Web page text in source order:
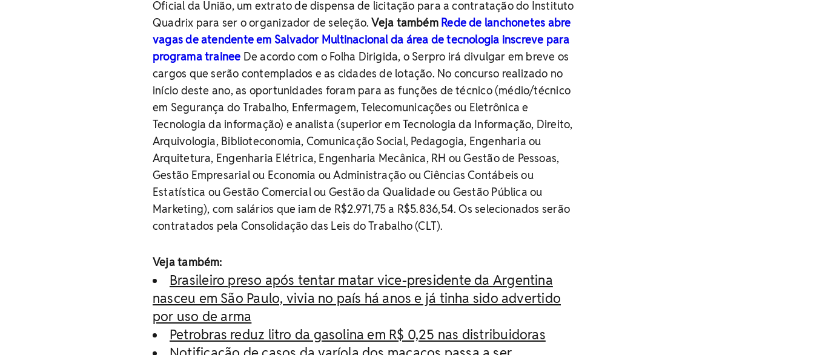
Oficial da União, um extrato de dispensa de licitação para a contratação do Instituto
Quadrix para ser o organizador de seleção.Veja também Rede de lanchonetes abre
vagas de atendente em Salvador Multinacional da área de tecnologia inscreve para
programa trainee De acordo com o Folha Dirigida, o Serpro irá divulgar em breve os
cargos que serão contemplados e as cidades de lotação. No concurso realizado no
início deste ano, as oportunidades foram para as funções de técnico (médio/técnico
em Segurança do Trabalho, Enfermagem, Telecomunicações ou Eletrônica e
Tecnologia da informação) e analista (superior em Tecnologia da Informação, Direito,
Arquivologia, Biblioteconomia, Comunicação Social, Pedagogia, Engenharia ou
Arquitetura, Engenharia Elétrica, Engenharia Mecânica, RH ou Gestão de Pessoas,
Gestão Empresarial ou Economia ou Administração ou Ciências Contábeis ou
Estatística ou Gestão Comercial ou Gestão da Qualidade ou Gestão Pública ou
Marketing), com salários que iam de R$2.971,75 a R$5.836,54. Os selecionados serão
contratados pela Consolidação das Leis do Trabalho (CLT).
Veja também:
Brasileiro preso após tentar matar vice-presidente da Argentina
nasceu em São Paulo, vivia no país há anos e já tinha sido advertido
por uso de arma
Petrobras reduz litro da gasolina em R$ 0,25 nas distribuidoras